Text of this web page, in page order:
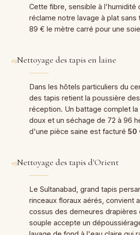
Cette fibre, sensible à l'humidité
réclame notre lavage à plat sans
89 € le mètre carré pour une
02Nettoyage des tapis en laine
Dans les hôtels particuliers du
des tapis retient la poussière
réception. Un battage complet la
doux et un séchage de 72 à 96
d'une pièce saine est facturé 50
03Nettoyage des tapis d'Orient
Le Sultanabad, grand tapis
rinceaux floraux aérés, convient
cossus des demeures drapières
souple accepte un